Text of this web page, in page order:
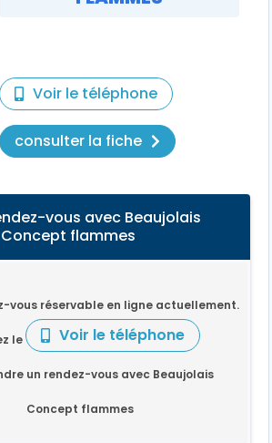
Voir le téléphone
consulter la fiche
vous avec Beaujolais
Concept flammes
vous réservable en ligne actuellement.
le Voir le téléphone
un rendez-vous avec Beaujolais
Concept flammes